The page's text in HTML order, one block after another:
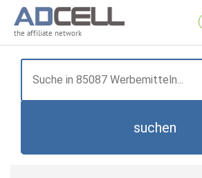
the affiliate network
suchen